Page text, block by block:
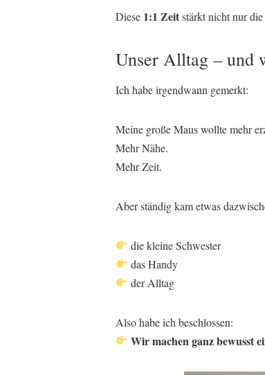
Diese 1:1 Zeitstärkt nicht nur
Unser Alltag – und
Ich habe irgendwann gemerkt:
Meine große Maus wollte mehr
Mehr Nähe.
Mehr Zeit.
Aber ständig kam etwas
die kleine Schwester
das Handy
der Alltag
Also habe ich beschlossen:
Wir machen ganz bewusst